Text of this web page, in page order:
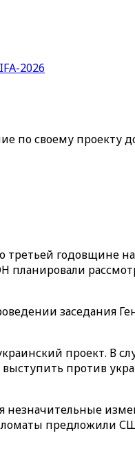
2026
по своему проекту
третьей годовщине
планировали
заседания
проект. В
против
незначительные
предложили